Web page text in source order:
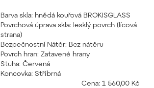
Barva skla: hnědá kouřová BROKISGLASS
Povrchová úprava skla: lesklý povrch (lícová
strana)
Bezpečnostní Nátěr: Bez nátěru
Povrch hran: Zatavené hrany
Stuha: Červená
Koncovka: Stříbrná
Cena: 1 560,00 Kč